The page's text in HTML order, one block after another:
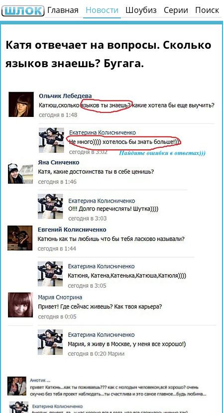
Главная Новости Шоубиз Серии Поиск
Катя отвечает на вопросы. Сколько
языков знаешь? Бугага.